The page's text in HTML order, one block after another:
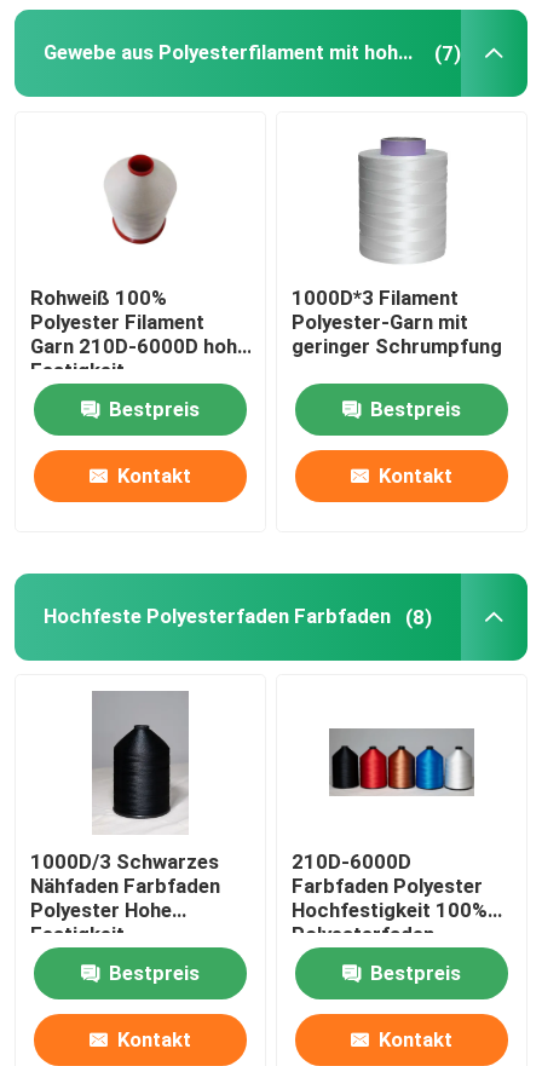
Hochfeste Nylonfadenfarbfaden
Nähfaden Farbfaden
Zugdrahtfaden
Gewebe aus Polyesterfilament mit hoher Festigkeit (7)
Rohweiß 100%
Polyester Filament
Garn 210D-6000D hohe
Festigkeit
Bestpreis
Kontakt
1000D*3 Filament
Polyester-Garn mit
geringer Schrumpfung
Bestpreis
Kontakt
Hochfeste Polyesterfaden Farbfaden (8)
1000D/3 Schwarzes
Nähfaden Farbfaden
Polyester Hohe
Festigkeit
Bestpreis
Kontakt
210D-6000D
Farbfaden Polyester
Hochfestigkeit 100%
Polyesterfaden
Bestpreis
Kontakt